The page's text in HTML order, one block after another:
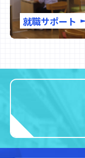
就職サポート